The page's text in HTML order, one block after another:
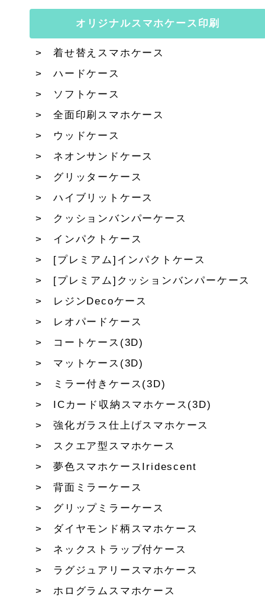
オリジナルスマホケース印刷
着せ替えスマホケース
ハードケース
ソフトケース
全面印刷スマホケース
ウッドケース
ネオンサンドケース
グリッターケース
ハイブリットケース
クッションバンパーケース
インパクトケース
[プレミアム]インパクトケース
[プレミアム]クッションバンパーケース
レジンDecoケース
レオパードケース
コートケース(3D)
マットケース(3D)
ミラー付きケース(3D)
ICカード収納スマホケース(3D)
強化ガラス仕上げスマホケース
スクエア型スマホケース
夢色スマホケースIridescent
背面ミラーケース
グリップミラーケース
ダイヤモンド柄スマホケース
ネックストラップ付ケース
ラグジュアリースマホケース
ホログラムスマホケース